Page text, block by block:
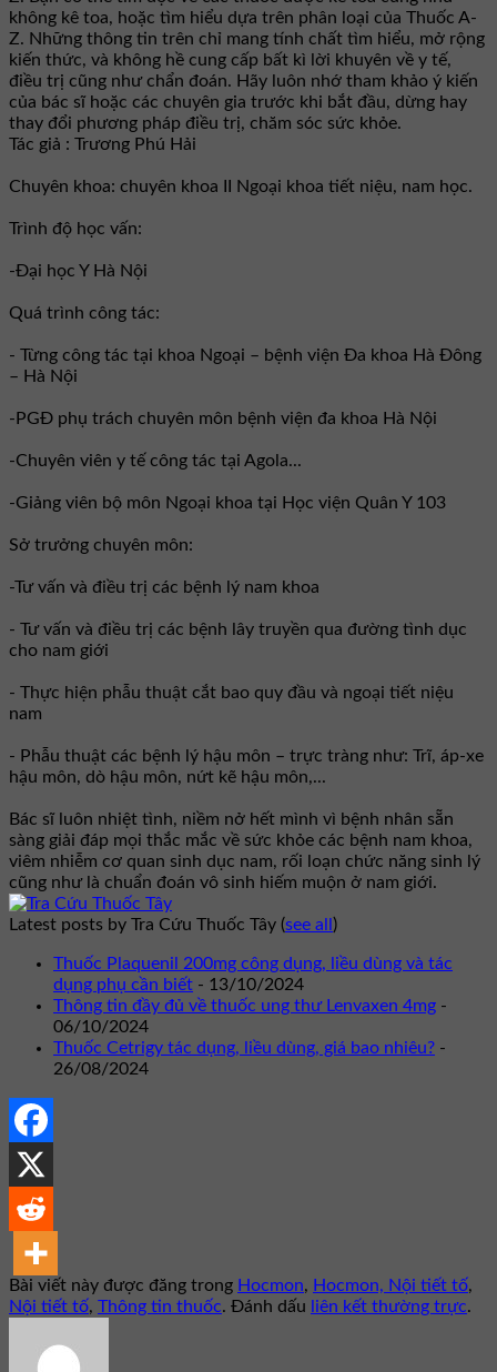
không kê toa, hoặc tìm hiểu dựa trên phân loại của Thuốc A-
Z. Những thông tin trên chỉ mang tính chất tìm hiểu, mở rộng
kiến thức, và không hề cung cấp bất kì lời khuyên về y tế,
điều trị cũng như chẩn đoán. Hãy luôn nhớ tham khảo ý kiến
của bác sĩ hoặc các chuyên gia trước khi bắt đầu, dừng hay
thay đổi phương pháp điều trị, chăm sóc sức khỏe.
Tác giả : Trương Phú Hải
Chuyên khoa: chuyên khoa II Ngoại khoa tiết niệu, nam học.
Trình độ học vấn:
-Đại học Y Hà Nội
Quá trình công tác:
- Từng công tác tại khoa Ngoại – bệnh viện Đa khoa Hà Đông
– Hà Nội
-PGĐ phụ trách chuyên môn bệnh viện đa khoa Hà Nội
-Chuyên viên y tế công tác tại Agola...
-Giảng viên bộ môn Ngoại khoa tại Học viện Quân Y 103
Sở trưởng chuyên môn:
-Tư vấn và điều trị các bệnh lý nam khoa
- Tư vấn và điều trị các bệnh lây truyền qua đường tình dục
cho nam giới
- Thực hiện phẫu thuật cắt bao quy đầu và ngoại tiết niệu
nam
- Phẫu thuật các bệnh lý hậu môn – trực tràng như: Trĩ, áp-xe
hậu môn, dò hậu môn, nứt kẽ hậu môn,...
Bác sĩ luôn nhiệt tình, niềm nở hết mình vì bệnh nhân sẵn
sàng giải đáp mọi thắc mắc về sức khỏe các bệnh nam khoa,
viêm nhiễm cơ quan sinh dục nam, rối loạn chức năng sinh lý
cũng như là chuẩn đoán vô sinh hiếm muộn ở nam giới.
Latest posts by Tra Cứu Thuốc Tây (see all )
Thuốc Plaquenil 200mg công dụng, liều dùng và tác
dụng phụ cần biết - 13/10/2024
Thông tin đầy đủ về thuốc ung thư Lenvaxen 4mg -
06/10/2024
Thuốc Cetrigy tác dụng, liều dùng, giá bao nhiêu? -
26/08/2024
Bài viết này được đăng trong Hocmon, Hocmon, Nội tiết tố,
Nội tiết tố, Thông tin thuốc. Đánh dấu liên kết thường trực.